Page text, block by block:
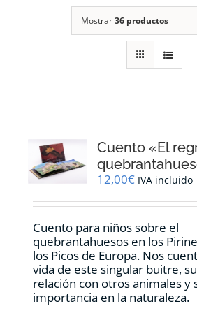
Mostrar36 productos
Cuento «El
12,00€ IVA incluido
Cuento para niños sobre el
quebrantahuesos en los
los Picos de Europa. Nos
vida de este singular buitre, su
relación con otros animales y
importancia en la naturaleza.